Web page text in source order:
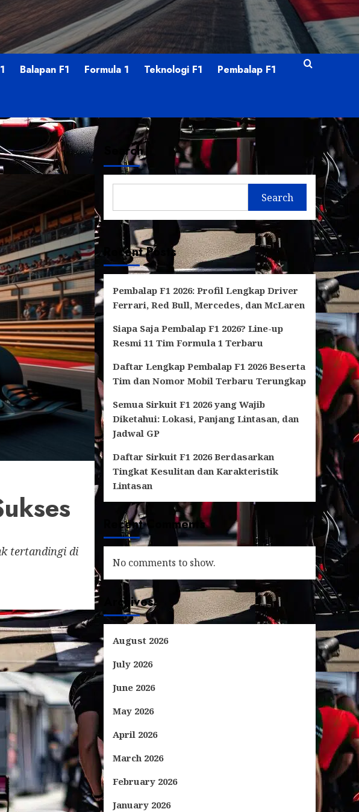
Balapan F1 Formula 1 Teknologi F1 Pembalap F1
tertandingi di
Search
Search
Recent Posts
Pembalap F1 2026: Profil Lengkap Driver
Ferrari, Red Bull, Mercedes, dan McLaren
Siapa Saja Pembalap F1 2026? Line-up
Resmi 11 Tim Formula 1 Terbaru
Daftar Lengkap Pembalap F1 2026 Beserta
Tim dan Nomor Mobil Terbaru Terungkap
Semua Sirkuit F1 2026 yang Wajib
Diketahui: Lokasi, Panjang Lintasan, dan
Jadwal GP
Daftar Sirkuit F1 2026 Berdasarkan
Tingkat Kesulitan dan Karakteristik
Lintasan
Recent Comments
No comments to show.
Archives
August 2026
July 2026
June 2026
May 2026
April 2026
March 2026
February 2026
January 2026